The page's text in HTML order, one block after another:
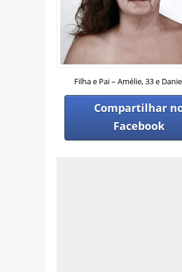
Filha e Pai – Amélie, 33 e
Compartilhar
Facebook